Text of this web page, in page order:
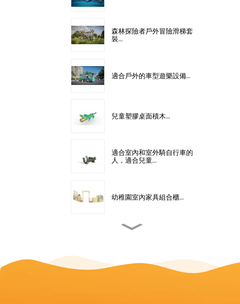
森林探險者戶外冒險滑梯套
裝...
適合戶外的車型遊樂設備...
兒童塑膠桌面積木...
適合室內和室外騎自行車的
人，適合兒童…
幼稚園室內家具組合櫃...